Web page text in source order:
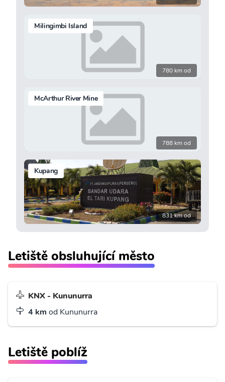
Milingimbi Island
780 km od
McArthur River Mine
788 km od
Kupang
831 km od
Letiště obsluhující město
KNX - Kununurra
4 km od Kununurra
Letiště poblíž